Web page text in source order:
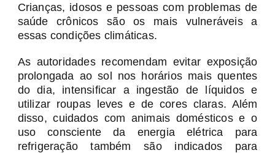
Crianças, idosos e pessoas com problemas de
saúde crônicos são os mais vulneráveis a
essas condições climáticas.
As autoridades recomendam evitar exposição
prolongada ao sol nos horários mais quentes
do dia, intensificar a ingestão de líquidos e
utilizar roupas leves e de cores claras. Além
disso, cuidados com animais domésticos e o
uso consciente da energia elétrica para
refrigeração também são indicados para